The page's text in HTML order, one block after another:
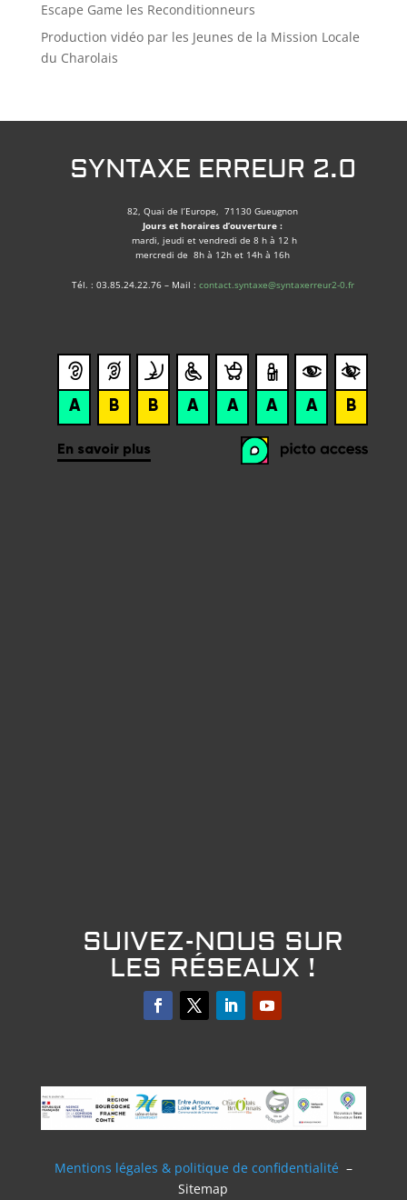
Escape Game les Reconditionneurs
Production vidéo par les Jeunes de la Mission Locale
du Charolais
SYNTAXE ERREUR 2.0
82, Quai de l’Europe, 71130 Gueugnon
Jours et horaires d’ouverture :
mardi, jeudi et vendredi de 8 h à 12 h
mercredi de 8h à 12h et 14h à 16h
Tél. : 03.85.24.22.76 – Mail : contact.syntaxe@syntaxerreur2-0.fr
SUIVEZ-NOUS SUR
LES RÉSEAUX !
Mentions légales & politique de confidentialité –
Sitemap